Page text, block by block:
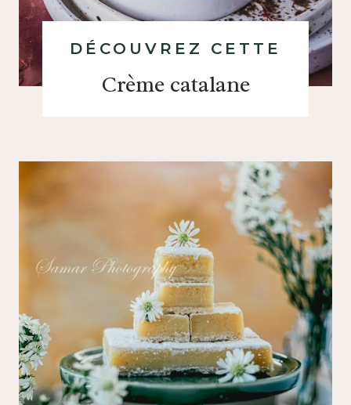
DÉCOUVREZ CETTE
Crème catalane